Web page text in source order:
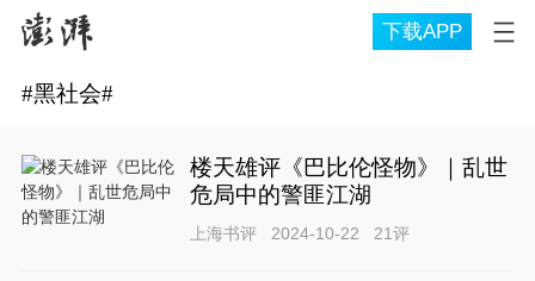
下载APP
#黑社会#
楼天雄评《巴比伦怪物》｜乱世
危局中的警匪江湖
上海书评 2024-10-22 21评